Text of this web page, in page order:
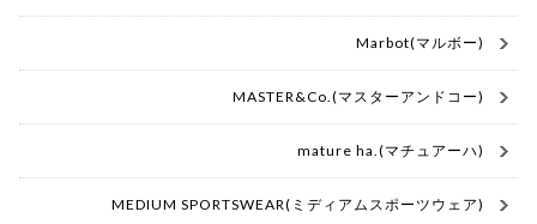
Marbot(マルボー)
MASTER&Co.(マスターアンドコー)
mature ha.(マチュアーハ)
MEDIUM SPORTSWEAR(ミディアムスポーツウェア)